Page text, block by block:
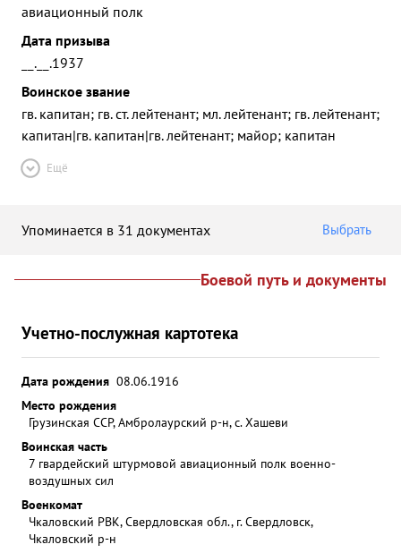
авиационный полк
Дата призыва
__.__.1937
Воинское звание
гв. капитан; гв. ст. лейтенант; мл. лейтенант; гв. лейтенант;
капитан|гв. капитан|гв. лейтенант; майор; капитан
Ещё
Упоминается в 31 документах Выбрать
Боевой путь и документы
Учетно-послужная картотека
Дата рождения 08.06.1916
Место рождения
Грузинская ССР, Амбролаурский р-н, с. Хашеви
Воинская часть
7 гвардейский штурмовой авиационный полк военно-
воздушных сил
Военкомат
Чкаловский РВК, Свердловская обл., г. Свердловск,
Чкаловский р-н